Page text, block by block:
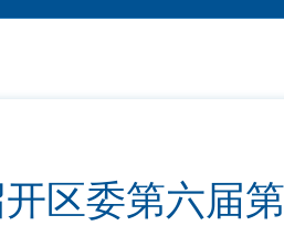
区委第六届